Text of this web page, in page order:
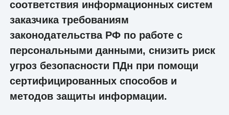
соответствия информационных систем
заказчика требованиям
законодательства РФ по работе с
персональными данными, снизить риск
угроз безопасности ПДн при помощи
сертифицированных способов и
методов защиты информации.